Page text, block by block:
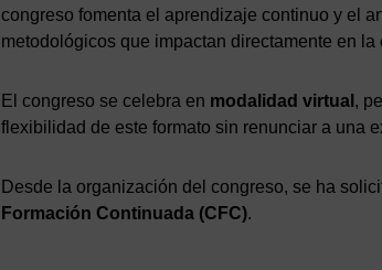
congreso fomenta el aprendizaje continuo y el
metodológicos que impactan directamente en
El congreso se celebra en modalidad virtual ,
flexibilidad de este formato sin renunciar a una
Desde la organización del congreso, se ha
Formación Continuada (CFC).